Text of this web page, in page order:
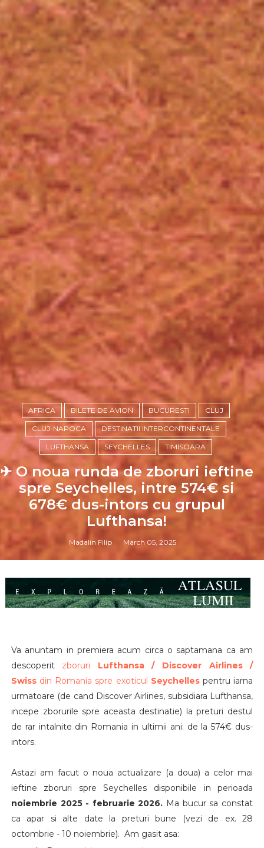
AFRICA BILETE DE AVION BUCURESTI CLUJ
CLUJ-NAPOCA DESTINATII INTERCONTINENTALE
LUFTHANSA SEYCHELLES TIMISOARA
✈ O noua runda de zboruri ieftine
spre Seychelles, intre 574€ si
678€ dus-intors cu grupul
Lufthansa!
Madalin Filip March 05, 2025
Va anuntam in premiera acum circa o saptamana ca am
descoperitzboruri Lufthansa / Discover Airlines /
Swiss din Romania spre exoticul Seychelles pentru iarna
urmatoare (de cand Discover Airlines, subsidiara Lufthansa,
incepe zborurile spre aceasta destinatie) la preturi destul
de rar intalnite din Romania in ultimii ani: de la 574€ dus-
intors.
Astazi am facut o noua actualizare (a doua) a celor mai
ieftine zboruri spre Seychelles disponibile in perioada
noiembrie 2025 - februarie 2026. Ma bucur sa constat
ca apar si alte date la preturi bune (vezi de ex. 28
octombrie - 10 noiembrie). Am gasit asa: